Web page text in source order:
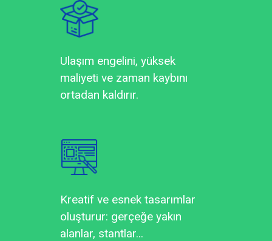
Ulaşım engelini, yüksek
maliyeti ve zaman kaybını
ortadan kaldırır.
Kreatif ve esnek tasarımlar
oluşturur: gerçeğe yakın
alanlar, stantlar...